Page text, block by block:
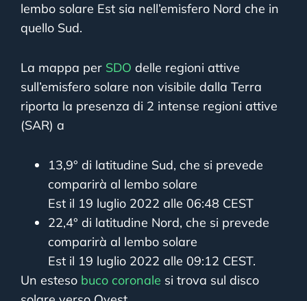
lembo solare Est sia nell’emisfero Nord che in
quello Sud.
La mappa per SDO delle regioni attive
sull’emisfero solare non visibile dalla Terra
riporta la presenza di 2 intense regioni attive
(SAR) a
13,9° di latitudine Sud, che si prevede
comparirà al lembo solare
Est il 19 luglio 2022 alle 06:48 CEST
22,4° di latitudine Nord, che si prevede
comparirà al lembo solare
Est il 19 luglio 2022 alle 09:12 CEST.
Un esteso buco coronale si trova sul disco